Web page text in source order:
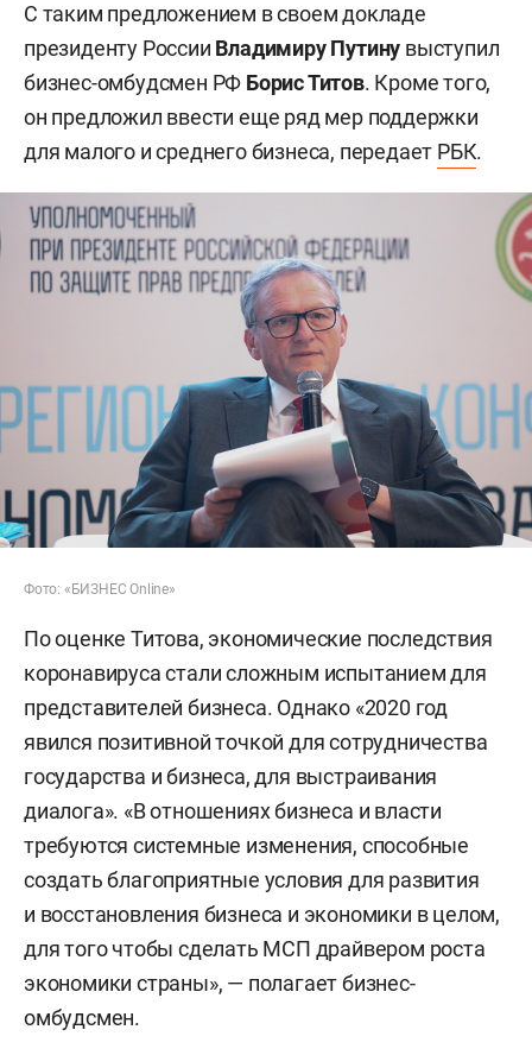
С таким предложением в своем докладе
президенту России Владимиру Путину выступил
бизнес-омбудсмен РФ Борис Титов. Кроме того,
он предложил ввести еще ряд мер поддержки
для малого и среднего бизнеса, передает РБК.
Фото: «БИЗНЕС Online»
По оценке Титова, экономические последствия
коронавируса стали сложным испытанием для
представителей бизнеса. Однако «2020 год
явился позитивной точкой для сотрудничества
государства и бизнеса, для выстраивания
диалога». «В отношениях бизнеса и власти
требуются системные изменения, способные
создать благоприятные условия для развития
и восстановления бизнеса и экономики в целом,
для того чтобы сделать МСП драйвером роста
экономики страны», — полагает бизнес-
омбудсмен.